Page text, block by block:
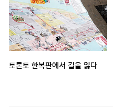
토론토 한복판에서 길을 잃다